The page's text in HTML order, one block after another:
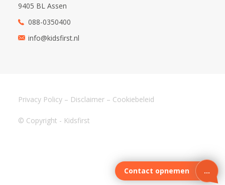
9405 BL Assen
088-0350400
info@kidsfirst.nl
© Copyright - Kidsfirst
Privacy Policy – Disclaimer – Cookiebeleid
Contact opnemen